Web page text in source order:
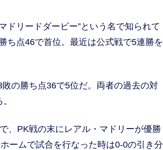
リードダービー”という名で知られて
ち点46で首位。最近は公式戦で5連勝を
の勝ち点36で5位だ。両者の過去の対
、PK戦の末にレアル・マドリーが優勝
ームで試合を行なった時は0-0の引き分